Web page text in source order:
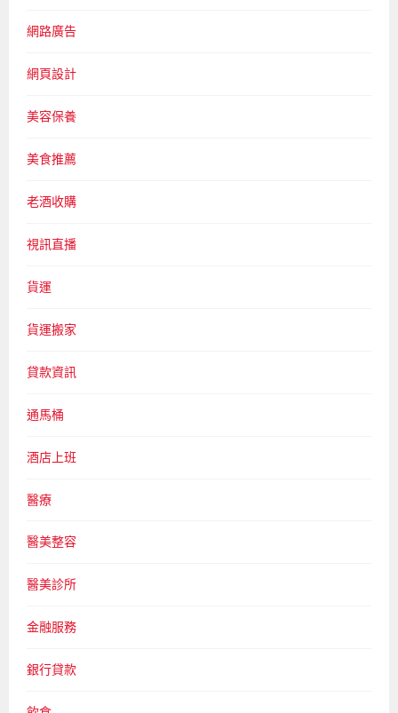
網路廣告
網頁設計
美容保養
美食推薦
老酒收購
視訊直播
貨運
貨運搬家
貸款資訊
通馬桶
酒店上班
醫療
醫美整容
醫美診所
金融服務
銀行貸款